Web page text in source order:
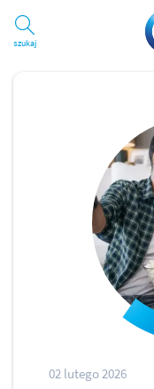
Szukaj
02 lutego 2026